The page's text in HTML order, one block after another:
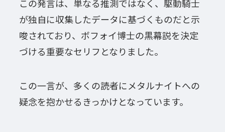
この発言は、単なる推測ではなく、駆動騎士
が独自に収集したデータに基づくものだと示
唆されており、ボフォイ博士の黒幕説を決定
づける重要なセリフとなりました。
この一言が、多くの読者にメタルナイトへの
疑念を抱かせるきっかけとなっています。